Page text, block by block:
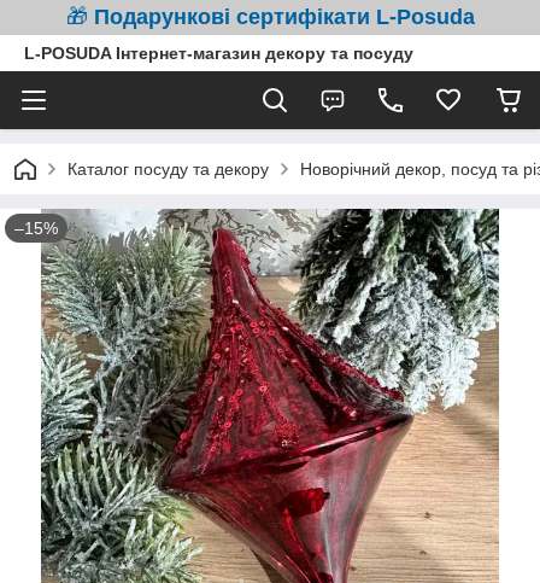
🎁 Подарункові сертифікати L-Posuda
L-POSUDA Інтернет-магазин декору та посуду
Каталог посуду та декору Новорічний декор, посуд та
–15%